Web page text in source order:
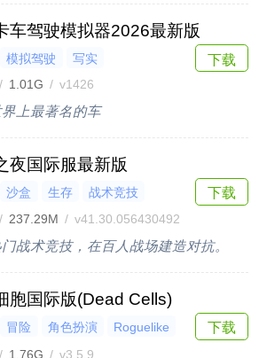
车驾驶模拟器2026最新版
模拟驾驶
写实
/ 1.01G / v1426
上最著名的车
下载
夜国际服最新版
沙盒 生存
战术竞技
机
/ 237.29M / v41.30.056430492
战术竞技，在百人战场建造对抗。
下载
胞国际版(Dead Cells)
冒险 角色扮演
Roguelike
植
/ 1.76G / v3.5.9
下载